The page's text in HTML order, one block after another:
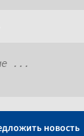
новость